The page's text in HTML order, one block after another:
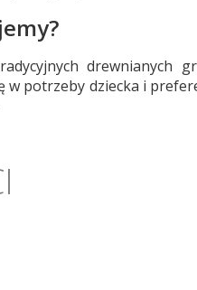
drewnianych
w potrzeby dziecka i